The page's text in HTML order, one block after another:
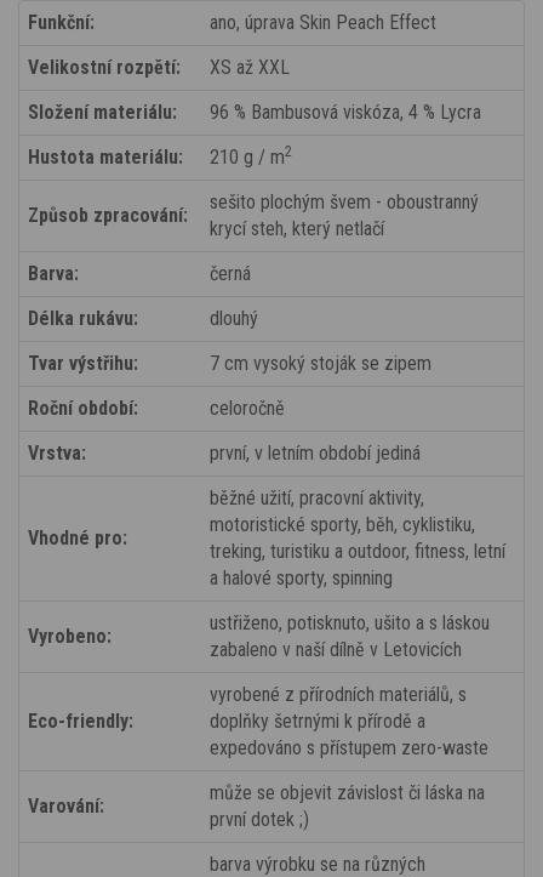
Funkční:
ano, úprava Skin Peach Effect
Velikostní rozpětí:
XS až XXL
Složení materiálu:
96 % Bambusová viskóza, 4 % Lycra
Hustota materiálu:
210 g / m2
Způsob zpracování:
sešito plochým švem - oboustranný
krycí steh, který netlačí
Barva:
černá
Délka rukávu:
dlouhý
Tvar výstřihu:
7 cm vysoký stoják se zipem
Roční období:
celoročně
Vrstva:
první, v letním období jediná
Vhodné pro:
běžné užití, pracovní aktivity,
motoristické sporty, běh, cyklistiku,
treking, turistiku a outdoor, fitness, letní
a halové sporty, spinning
Vyrobeno:
ustřiženo, potisknuto, ušito a s láskou
zabaleno v naší dílně v Letovicích
Eco-friendly:
vyrobené z přírodních materiálů, s
doplňky šetrnými k přírodě a
expedováno s přístupem zero-waste
Varování:
může se objevit závislost či láska na
první dotek ;)
barva výrobku se na různých